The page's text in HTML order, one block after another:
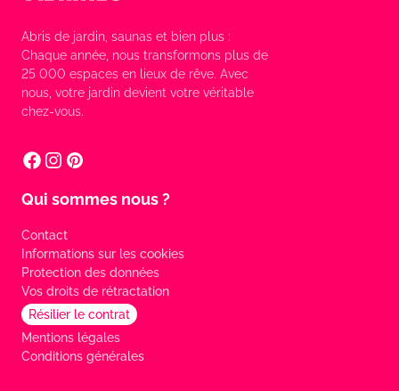
Abris de jardin, saunas et bien plus :
Chaque année, nous transformons plus de
25 000 espaces en lieux de rêve. Avec
nous, votre jardin devient votre véritable
chez-vous.
Qui sommes nous ?
Contact
Informations sur les cookies
Protection des données
Vos droits de rétractation
Résilier le contrat
Mentions légales
Conditions générales